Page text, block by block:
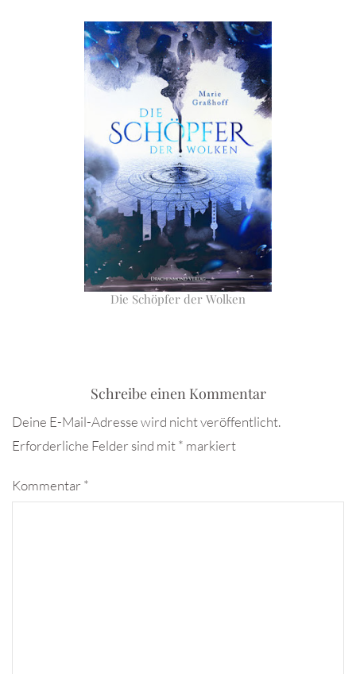
Die Schöpfer der Wolken
Schreibe einen Kommentar
Deine E-Mail-Adresse wird nicht veröffentlicht.
Erforderliche Felder sind mit* markiert
Kommentar *